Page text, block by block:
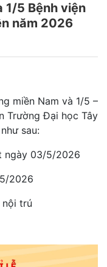
1/5 Bệnh viện
năm 2026
miền Nam và 1/5 –
Trường Đại học Tây
sau:
ngày 03/5/2026
2026
nội trú